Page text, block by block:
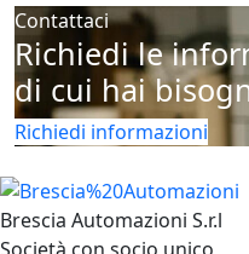
Contattaci
Richiedi le
di cui hai
Richiedi informazioni
Brescia Automazioni S.r.l